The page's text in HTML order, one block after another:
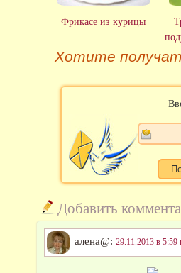
Фрикасе из курицы
Хотите
Добавить
алена@: 29.11.2013 в 5:59